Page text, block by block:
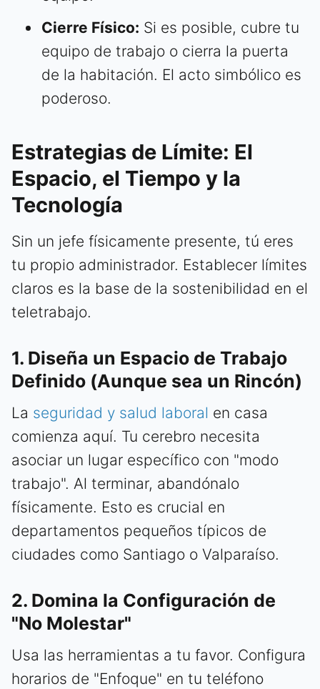
Cierre Físico: Si es posible, cubre tu
equipo de trabajo o cierra la puerta
de la habitación. El acto simbólico es
poderoso.
Estrategias de Límite: El
Espacio, el Tiempo y la
Tecnología
Sin un jefe físicamente presente, tú eres
tu propio administrador. Establecer límites
claros es la base de la sostenibilidad en el
teletrabajo.
1. Diseña un Espacio de Trabajo
Definido (Aunque sea un Rincón)
La seguridad y salud laboral en casa
comienza aquí. Tu cerebro necesita
asociar un lugar específico con "modo
trabajo". Al terminar, abandónalo
físicamente. Esto es crucial en
departamentos pequeños típicos de
ciudades como Santiago o Valparaíso.
2. Domina la Configuración de
"No Molestar"
Usa las herramientas a tu favor. Configura
horarios de "Enfoque" en tu teléfono